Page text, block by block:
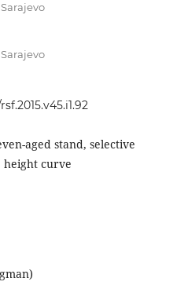
aged stand, selective
curve